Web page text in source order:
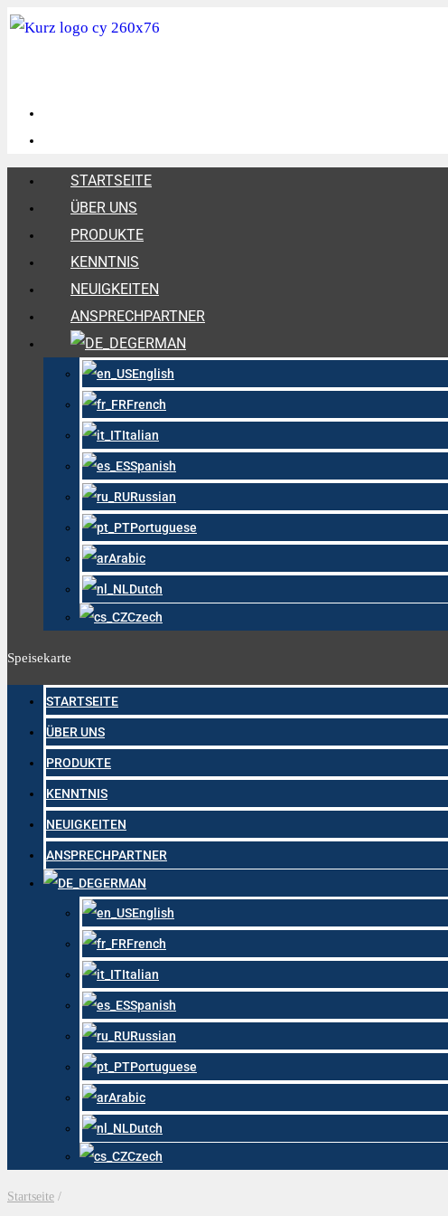
STARTSEITE
ÜBER UNS
PRODUKTE
KENNTNIS
NEUIGKEITEN
ANSPRECHPARTNER
GERMAN
English
French
Italian
Spanish
Russian
Portuguese
Arabic
Dutch
Czech
Speisekarte
STARTSEITE
ÜBER UNS
PRODUKTE
KENNTNIS
NEUIGKEITEN
ANSPRECHPARTNER
GERMAN
English
French
Italian
Spanish
Russian
Portuguese
Arabic
Dutch
Czech
Startseite /